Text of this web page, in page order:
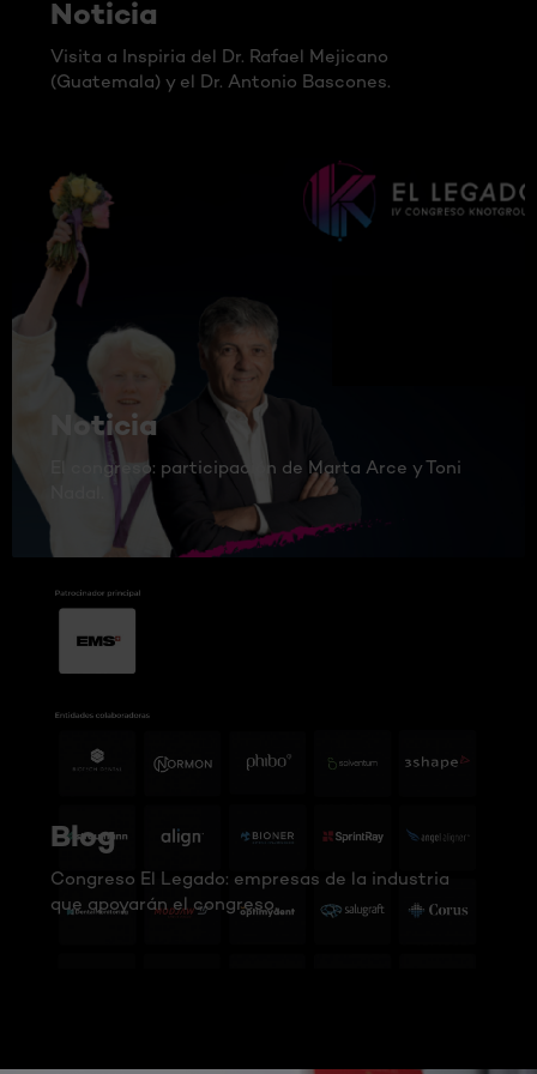
Noticia
Visita a Inspiria del Dr. Rafael Mejicano
(Guatemala) y el Dr. Antonio Bascones.
Noticia
El congreso: participación de Marta Arce y Toni
Blog
Congreso El Legado: empresas de la industria
que apoyarán el congreso.